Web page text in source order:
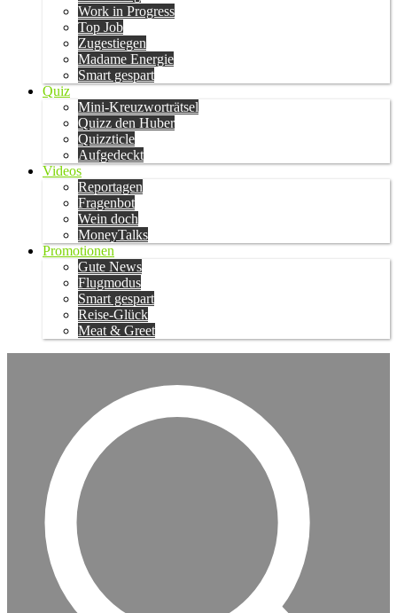
Work in Progress
Top Job
Zugestiegen
Madame Energie
Smart gespart
Quiz
Mini-Kreuzworträtsel
Quizz den Huber
Quizzticle
Aufgedeckt
Videos
Reportagen
Fragenbot
Wein doch
MoneyTalks
Promotionen
Gute News
Flugmodus
Smart gespart
Reise-Glück
Meat & Greet